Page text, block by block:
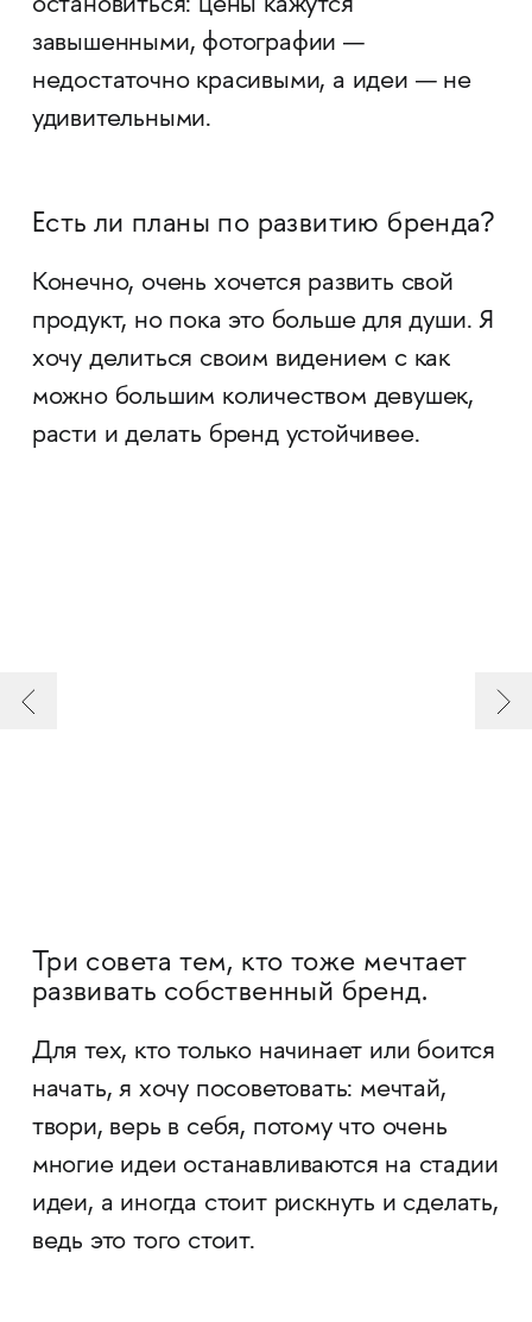
остановиться: цены кажутся
завышенными, фотографии —
недостаточно красивыми, а идеи — не
удивительными.
Есть ли планы по развитию бренда?
Конечно, очень хочется развить свой
продукт, но пока это больше для души. Я
хочу делиться своим видением с как
можно большим количеством девушек,
расти и делать бренд устойчивее.
Три совета тем, кто тоже мечтает
развивать собственный бренд.
Для тех, кто только начинает или боится
начать, я хочу посоветовать: мечтай,
твори, верь в себя, потому что очень
многие идеи останавливаются на стадии
идеи, а иногда стоит рискнуть и сделать,
ведь это того стоит.